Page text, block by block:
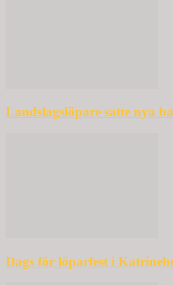
Landslagslöpare satte nya
Dags för löparfest i